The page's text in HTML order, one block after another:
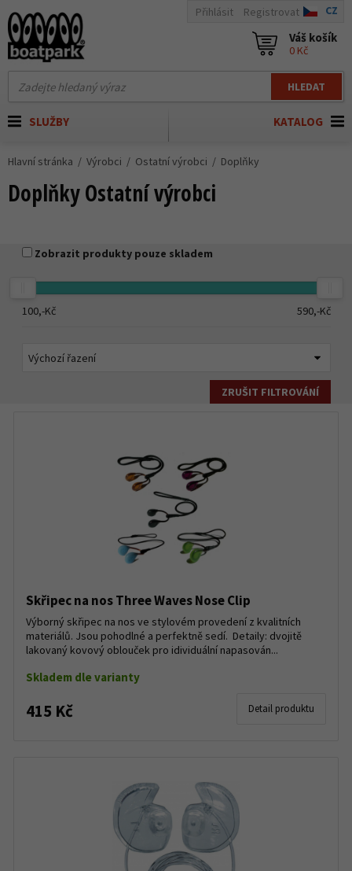
HLEDAT
Přihlásit Registrovat CZ
Váš košík
0 Kč
KATALOG
SLUŽBY
Hlavní stránka Výrobci Ostatní výrobci Doplňky
Doplňky Ostatní výrobci
Zobrazit produkty pouze skladem
100,-Kč 590,-Kč
ZRUŠIT FILTROVÁNÍ
Skřipec na nos Three Waves Nose Clip
Výborný skřipec na nos ve stylovém provedení z kvalitních
materiálů. Jsou pohodlné a perfektně sedí. Detaily: dvojitě
lakovaný kovový oblouček pro idividuální napasován...
Skladem dle varianty
415 Kč Detail produktu